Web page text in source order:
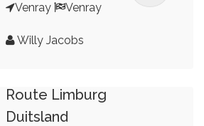
Venray
Venray
Willy Jacobs
Route Limburg
Duitsland